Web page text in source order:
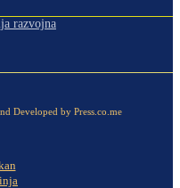
razvojna
Developed by Press.co.me